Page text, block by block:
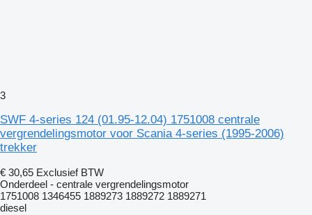
3
SWF 4-series 124 (01.95-12.04) 1751008 centrale
vergrendelingsmotor voor Scania 4-series (1995-2006)
trekker
€ 30,65 Exclusief BTW
Onderdeel - centrale vergrendelingsmotor
1751008 1346455 1889273 1889272 1889271
diesel